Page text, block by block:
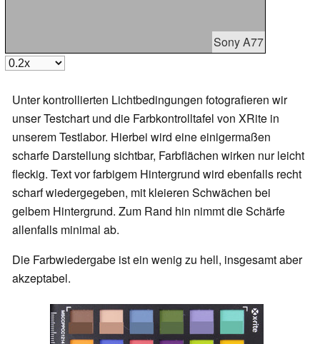
Sony A77
Unter kontrollierten Lichtbedingungen fotografieren wir
unser Testchart und die Farbkontrolltafel von XRite in
unserem Testlabor. Hierbei wird eine einigermaßen
scharfe Darstellung sichtbar, Farbflächen wirken nur leicht
fleckig. Text vor farbigem Hintergrund wird ebenfalls recht
scharf wiedergegeben, mit kleieren Schwächen bei
gelbem Hintergrund. Zum Rand hin nimmt die Schärfe
allenfalls minimal ab.
Die Farbwiedergabe ist ein wenig zu hell, insgesamt aber
akzeptabel.